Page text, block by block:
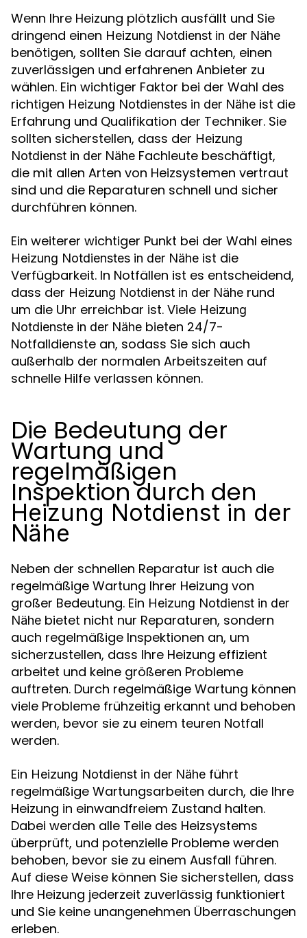
Wenn Ihre Heizung plötzlich ausfällt und Sie
dringend einen Heizung Notdienst in der Nähe
benötigen, sollten Sie darauf achten, einen
zuverlässigen und erfahrenen Anbieter zu
wählen. Ein wichtiger Faktor bei der Wahl des
richtigen Heizung Notdienstes in der Nähe ist die
Erfahrung und Qualifikation der Techniker. Sie
sollten sicherstellen, dass der Heizung
Notdienst in der Nähe Fachleute beschäftigt,
die mit allen Arten von Heizsystemen vertraut
sind und die Reparaturen schnell und sicher
durchführen können.
Ein weiterer wichtiger Punkt bei der Wahl eines
Heizung Notdienstes in der Nähe ist die
Verfügbarkeit. In Notfällen ist es entscheidend,
dass der Heizung Notdienst in der Nähe rund
um die Uhr erreichbar ist. Viele Heizung
Notdienste in der Nähe bieten 24/7-
Notfalldienste an, sodass Sie sich auch
außerhalb der normalen Arbeitszeiten auf
schnelle Hilfe verlassen können.
Die Bedeutung der
Wartung und
regelmäßigen
Inspektion durch den
Heizung Notdienst in der
Nähe
Neben der schnellen Reparatur ist auch die
regelmäßige Wartung Ihrer Heizung von
großer Bedeutung. Ein Heizung Notdienst in der
Nähe bietet nicht nur Reparaturen, sondern
auch regelmäßige Inspektionen an, um
sicherzustellen, dass Ihre Heizung effizient
arbeitet und keine größeren Probleme
auftreten. Durch regelmäßige Wartung können
viele Probleme frühzeitig erkannt und behoben
werden, bevor sie zu einem teuren Notfall
werden.
Ein Heizung Notdienst in der Nähe führt
regelmäßige Wartungsarbeiten durch, die Ihre
Heizung in einwandfreiem Zustand halten.
Dabei werden alle Teile des Heizsystems
überprüft, und potenzielle Probleme werden
behoben, bevor sie zu einem Ausfall führen.
Auf diese Weise können Sie sicherstellen, dass
Ihre Heizung jederzeit zuverlässig funktioniert
und Sie keine unangenehmen Überraschungen
erleben.